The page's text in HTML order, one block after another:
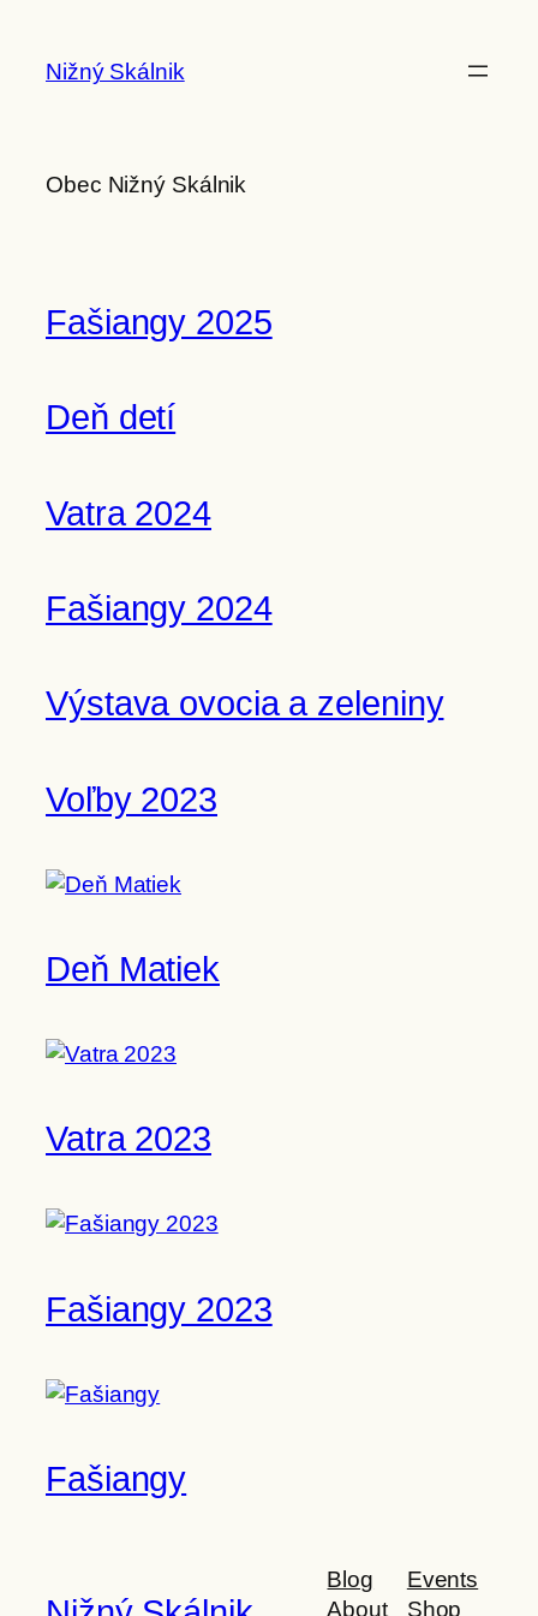
obsahNižný Skálnik
Obec Nižný Skálnik
Fašiangy 2025
Deň detí
Vatra 2024
Fašiangy 2024
Výstava ovocia a zeleniny
Voľby 2023
Deň Matiek
Vatra 2023
Fašiangy 2023
Fašiangy
Blog
About
Events
Shop